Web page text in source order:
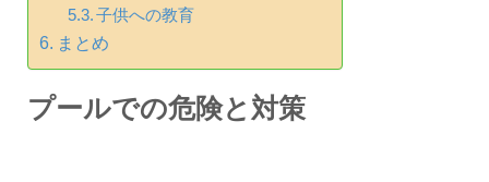
子供への教育
まとめ
プールでの危険と対策